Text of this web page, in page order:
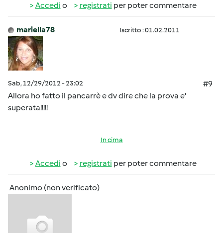
Accedi o registrati per poter commentare
mariella78 Iscritto : 01.02.2011
Sab, 12/29/2012 - 23:02
#9
Allora ho fatto il pancarrè e dv dire che la prova e'
superata!!!!!
In cima
Accedi o registrati per poter commentare
Anonimo (non verificato)